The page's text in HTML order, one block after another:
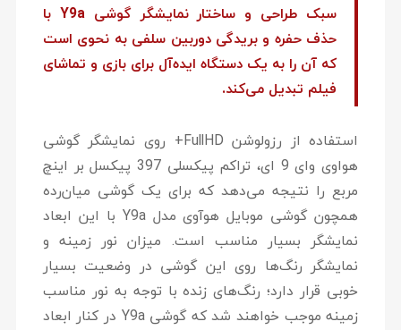
سبک طراحی و ساختار نمایشگر گوشی Y9a با
حذف حفره و بریدگی دوربین سلفی به نحوی است
که آن را به یک دستگاه ایده‌آل برای بازی و تماشای
فیلم تبدیل می‌کند.
استفاده از رزولوشن FullHD+ روی نمایشگر گوشی
هواوی وای 9 ای، تراکم پیکسلی 397 پیکسل بر اینچ
مربع را نتیجه می‌دهد که برای یک گوشی میان‌رده
همچون گوشی موبایل هوآوی مدل Y9a با این ابعاد
نمایشگر بسیار مناسب است. میزان نور زمینه و
نمایشگر رنگ‌ها روی این گوشی در وضعیت بسیار
خوبی قرار دارد؛ رنگ‌های زنده با توجه به نور مناسب
زمینه موجب خواهند شد که گوشی Y9a در کنار ابعاد